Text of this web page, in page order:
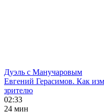
Дуэль с Манучаровым
Евгений Герасимов. Как
зрителю
02:33
24 мин